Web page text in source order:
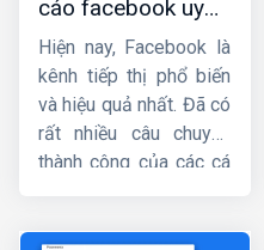
cáo facebook uy
tín, chuyên nghiệp,
hiệu quả ở đâu ?
Hiện nay, Facebook là
kênh tiếp thị phổ biến
và hiệu quả nhất. Đã có
rất nhiều câu chuyện
thành công của các cá